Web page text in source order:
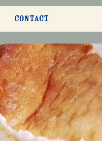
CONTACT